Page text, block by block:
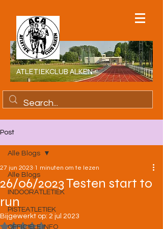
ATLETIEKCLUB ALKEN
Post
Alle Blogs
INDOORATLETIEK
PISTEATLETIEK
OFFICIELE INFO
Alle Blogs
26/06/2023 Testen start to
run
27 jun 2023 1 minuten om te lezen
Bijgewerkt op: 2 jul 2023
Beoordeeld met NaN uit 5 sterren.